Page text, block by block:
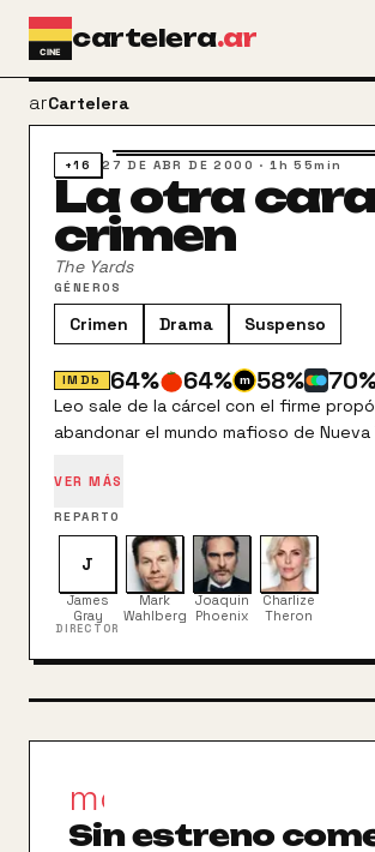
Ir al contenido principal
cartelera.ar
arrow_back
Cartelera
+16 27 DE ABR DE 2000 ·1h 55min
La otra
crimen
The Yards
GÉNEROS
Crimen Drama Suspenso
IMDb 64% 64% 58% 70
Leo sale de la cárcel con el firme
abandonar el mundo mafioso de Nueva
fácil empezar una nueva vida.
VER MÁS
REPARTO
J
James
Gray
DIRECTOR
Mark
Wahlberg
Joaquin
Phoenix
Charlize
Theron
movie_filter
Sin estreno